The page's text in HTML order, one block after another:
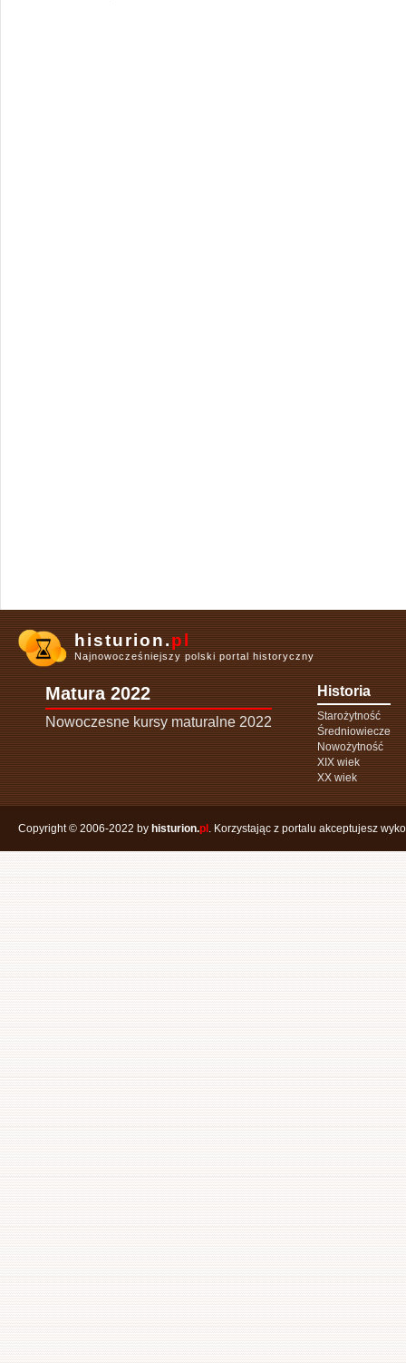
histurion.pl
Najnowocześniejszy polski portal historyczny
Matura 2022
Nowoczesne kursy maturalne 2022
Historia
Starożytność
Średniowiecze
Nowożytność
XIX wiek
XX wiek
Copyright © 2006-2022 by histurion.pl . Korzystając z portalu akceptujesz